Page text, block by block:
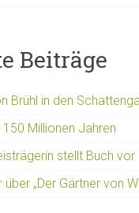
Beiträge
Brühl in den
Millionen Jahren
stellt Buch vor
über „Der Gärtner von